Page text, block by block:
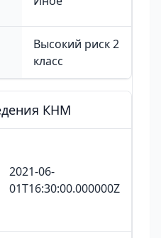
Высокий риск 2
класс
КНМ
2021-06-
01T16:30:00.000000Z